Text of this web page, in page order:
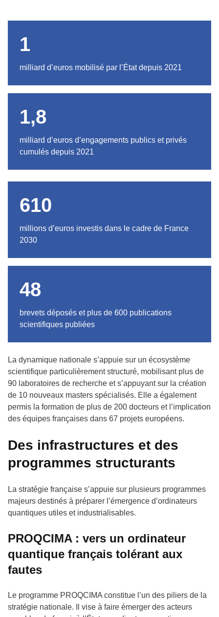
1
milliard d’euros mobilisé par l’État depuis 2021
1,8
milliard d’euros d’engagements publics et privés
cumulés depuis 2021
610
millions d’euros investis dans le cadre de France
2030
48
brevets déposés et plus de 600 publications
scientifiques publiées
La dynamique nationale s’appuie sur un écosystème
scientifique particulièrement structuré, mobilisant plus de
90 laboratoires de recherche et s’appuyant sur la création
de 10 nouveaux masters spécialisés. Elle a également
permis la formation de plus de 200 docteurs et l’implication
des équipes françaises dans 67 projets européens.
Des infrastructures et des
programmes structurants
La stratégie française s’appuie sur plusieurs programmes
majeurs destinés à préparer l’émergence d’ordinateurs
quantiques utiles et industrialisables.
PROQCIMA : vers un ordinateur
quantique français tolérant aux
fautes
Le programme PROQCIMA constitue l’un des piliers de la
stratégie nationale. Il vise à faire émerger des acteurs